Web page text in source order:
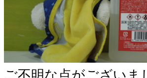
ご不明な点がござい